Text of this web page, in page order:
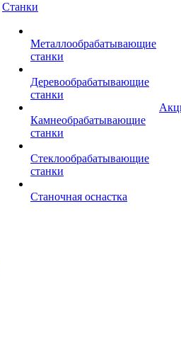
Станки
Металлообрабатывающие
станки
Деревообрабатывающие
станки
Камнеобрабатывающие
станки
Стеклообрабатывающие
станки
Станочная оснастка